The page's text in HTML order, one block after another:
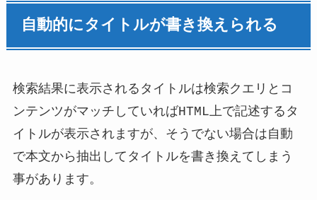
自動的にタイトルが書き換えられる
検索結果に表示されるタイトルは検索クエリとコ
ンテンツがマッチしていればHTML上で記述するタ
イトルが表示されますが、そうでない場合は自動
で本文から抽出してタイトルを書き換えてしまう
事があります。